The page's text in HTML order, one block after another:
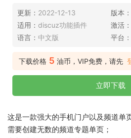
更新： 2022-12-13 版本：
适用： discuz功能插件 激活：
语言： 中文版 平台：
下载价格 5 油币，VIP免费，请先
立即下载
这是一款强大的手机门户以及频道单
需要创建无数的频道专题单页；